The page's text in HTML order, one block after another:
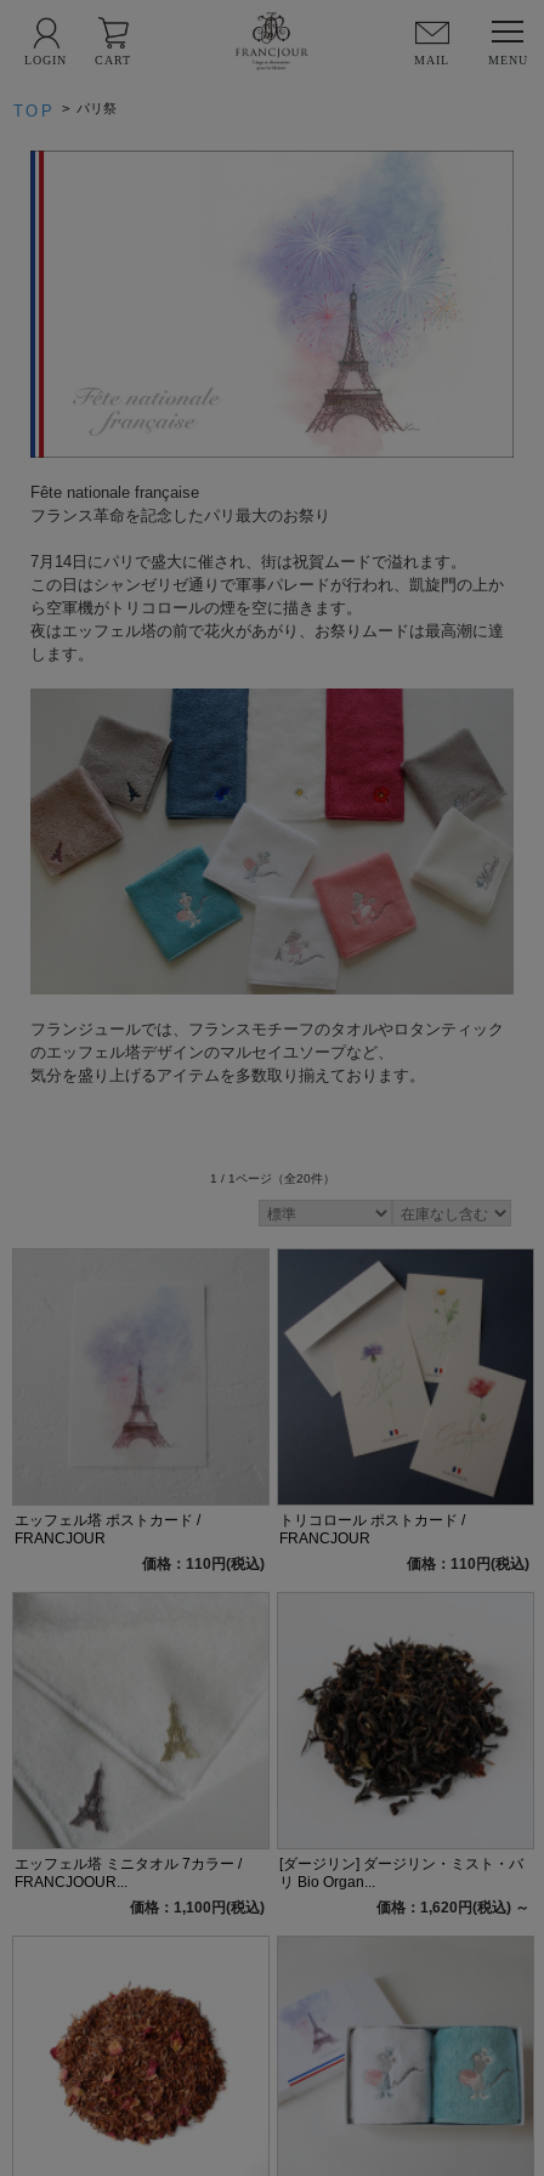
MAIL
LOGIN CART
TOP > パリ祭
Fête nationale française
フランス革命を記念したパリ最大のお祭り
7月14日にパリで盛大に催され、街は祝賀ムードで溢れます。
この日はシャンゼリゼ通りで軍事パレードが行われ、凱旋門の上か
ら空軍機がトリコロールの煙を空に描きます。
夜はエッフェル塔の前で花火があがり、お祭りムードは最高潮に達
します。
フランジュールでは、フランスモチーフのタオルやロタンティック
のエッフェル塔デザインのマルセイユソープなど、
気分を盛り上げるアイテムを多数取り揃えております。
1 / 1ページ （全20件）
エッフェル塔 ポストカード /
FRANCJOUR
価格：110円(税込)
トリコロール ポストカード /
FRANCJOUR
価格：110円(税込)
エッフェル塔 ミニタオル 7カラー /
FRANCJOOUR...
価格：1,100円(税込)
[ダージリン] ダージリン・ミスト・バ
リ Bio Organ...
価格：1,620円(税込) ～